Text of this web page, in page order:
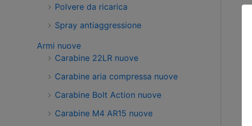
Polvere da ricarica
Spray antiaggressione
Armi nuove
Carabine 22LR nuove
Carabine aria compressa nuove
Carabine Bolt Action nuove
Carabine M4 AR15 nuove